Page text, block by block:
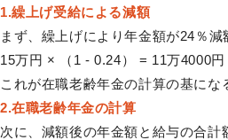
1.繰上げ受給による減額
まず、繰上げにより年金額が24％減
15万円 × （1 - 0.24） = 11万4000円
これが在職老齢年金の計算の基にな
2.在職老齢年金の計算
次に、減額後の年金額と給与の合計